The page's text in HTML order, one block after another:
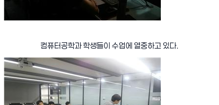
컴퓨터공학과 학생들이 수업에 열중하고 있다.